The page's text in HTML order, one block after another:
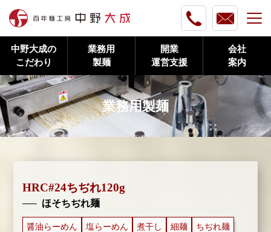
中野大成の
こだわり
業務用
製麺
開業
運営支援
会社
案内
業務用製麺
HRC#24ちぢれ120g
ほそちぢれ麺
醤油らーめん 塩らーめん 煮干し 細麺 ちぢれ麺